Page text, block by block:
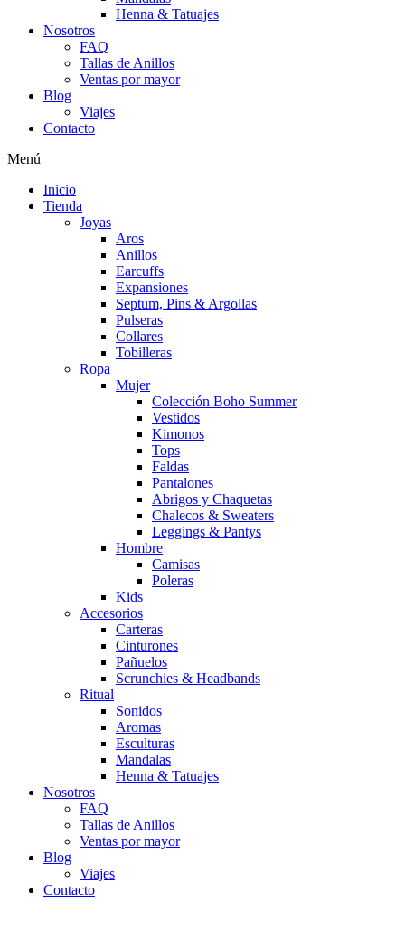
Henna & Tatuajes
Nosotros
FAQ
Tallas de Anillos
Ventas por mayor
Blog
Viajes
Contacto
Menú
Inicio
Tienda
Joyas
Aros
Anillos
Earcuffs
Expansiones
Septum, Pins & Argollas
Pulseras
Collares
Tobilleras
Ropa
Mujer
Colección Boho Summer
Vestidos
Kimonos
Tops
Faldas
Pantalones
Abrigos y Chaquetas
Chalecos & Sweaters
Leggings & Pantys
Hombre
Camisas
Poleras
Kids
Accesorios
Carteras
Cinturones
Pañuelos
Scrunchies & Headbands
Ritual
Sonidos
Aromas
Esculturas
Mandalas
Henna & Tatuajes
Nosotros
FAQ
Tallas de Anillos
Ventas por mayor
Blog
Viajes
Contacto